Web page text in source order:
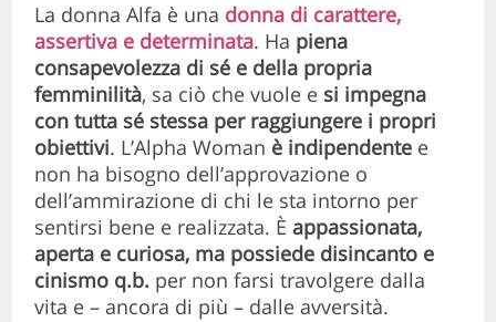
La donna Alfa è una donna di carattere,
assertiva e determinata. Ha piena
consapevolezza di sé e della propria
femminilità, sa ciò che vuole e si impegna
con tutta sé stessa per raggiungere i propri
obiettivi. L’Alpha Woman è indipendente e
non ha bisogno dell’approvazione o
dell’ammirazione di chi le sta intorno per
sentirsi bene e realizzata. È appassionata,
aperta e curiosa, ma possiede disincanto e
cinismo q.b. per non farsi travolgere dalla
vita e – ancora di più – dalle avversità.